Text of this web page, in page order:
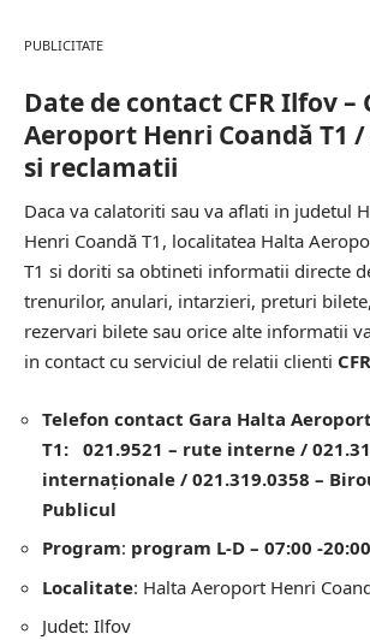
PUBLICITATE
Date de contact CFR Ilfov –
Aeroport Henri Coandă T1
si reclamatii
Daca va calatoriti sau va aflati in judetul
Henri Coandă T1, localitatea Halta
T1 si doriti sa obtineti informatii directe
trenurilor, anulari, intarzieri, preturi
rezervari bilete sau orice alte informatii
in contact cu serviciul de relatii clienti
Telefon contact Gara Halta
T1: 021.9521 – rute interne /
internaționale / 021.319.0358 –
Publicul
Program: program L-D – 07:00 -
Localitate: Halta Aeroport Henri
Judet: Ilfov